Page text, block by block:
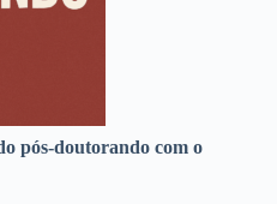
pós-doutorando com o